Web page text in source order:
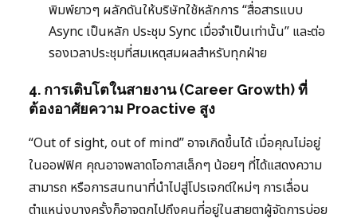
พิมพ์ยาวๆ ผลักดันให้บริษัทใช้หลักการ “สื่อสารแบบ
Async เป็นหลัก ประชุม Sync เมื่อจำเป็นเท่านั้น” และต่อ
รองเวลาประชุมที่สมเหตุสมผลสำหรับทุกฝ่าย
4. การเติบโตในสายงาน (Career Growth) ที่
ต้องอาศัยความ Proactive สูง
“Out of sight, out of mind” อาจเกิดขึ้นได้ เมื่อคุณไม่อยู่
ในออฟฟิศ คุณอาจพลาดโอกาสเล็กๆ น้อยๆ ที่ได้แสดงความ
สามารถ หรือการสนทนาที่นำไปสู่โปรเจกต์ใหม่ๆ การเลื่อน
ตำแหน่งบางครั้งก็อาจตกไปถึงคนที่อยู่ในสายตาผู้จัดการบ่อย